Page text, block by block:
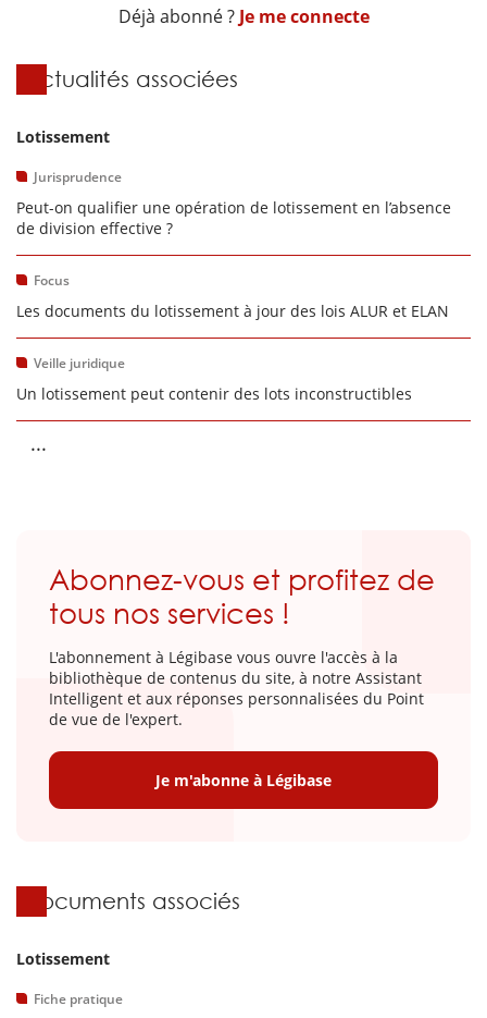
Déjà abonné ? Je me connecte
Actualités associées
Lotissement
Jurisprudence
Peut-on qualifier une opération de lotissement en l’absence
de division effective ?
Focus
Les documents du lotissement à jour des lois ALUR et ELAN
Veille juridique
Un lotissement peut contenir des lots inconstructibles
...
Abonnez-vous et profitez de
tous nos services !
L'abonnement à Légibase vous ouvre l'accès à la
bibliothèque de contenus du site, à notre Assistant
Intelligent et aux réponses personnalisées du Point
de vue de l'expert.
Je m'abonne à Légibase
Documents associés
Lotissement
Fiche pratique